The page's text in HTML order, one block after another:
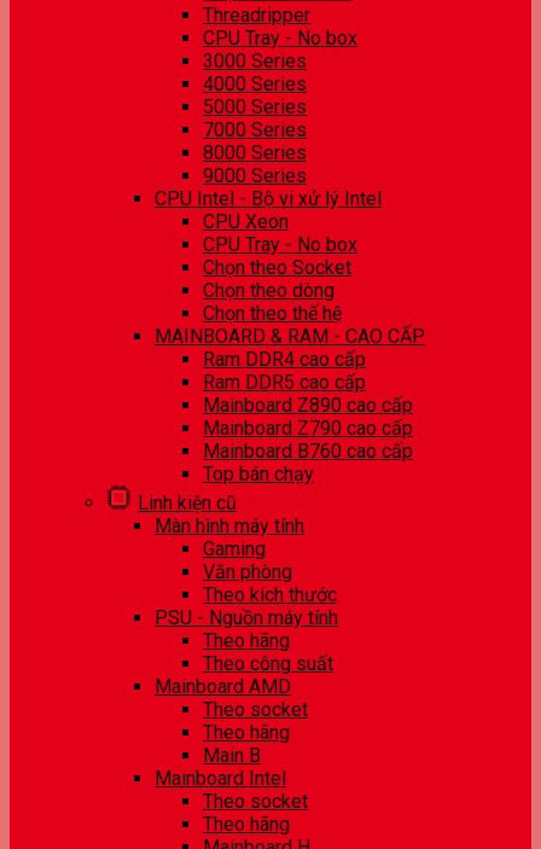
Threadripper
CPU Tray - No box
3000 Series
4000 Series
5000 Series
7000 Series
8000 Series
9000 Series
CPU Intel - Bộ vi xử lý Intel
CPU Xeon
CPU Tray - No box
Chọn theo Socket
Chọn theo dòng
Chọn theo thế hệ
MAINBOARD & RAM - CAO CẤP
Ram DDR4 cao cấp
Ram DDR5 cao cấp
Mainboard Z890 cao cấp
Mainboard Z790 cao cấp
Mainboard B760 cao cấp
Top bán chạy
Linh kiện cũ
Màn hình máy tính
Gaming
Văn phòng
Theo kích thước
PSU - Nguồn máy tính
Theo hãng
Theo công suất
Mainboard AMD
Theo socket
Theo hãng
Main B
Mainboard Intel
Theo socket
Theo hãng